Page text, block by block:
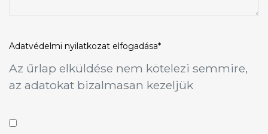
Adatvédelmi nyilatkozat elfogadása*
Az űrlap elküldése nem kötelezi semmire,
az adatokat bizalmasan kezeljük